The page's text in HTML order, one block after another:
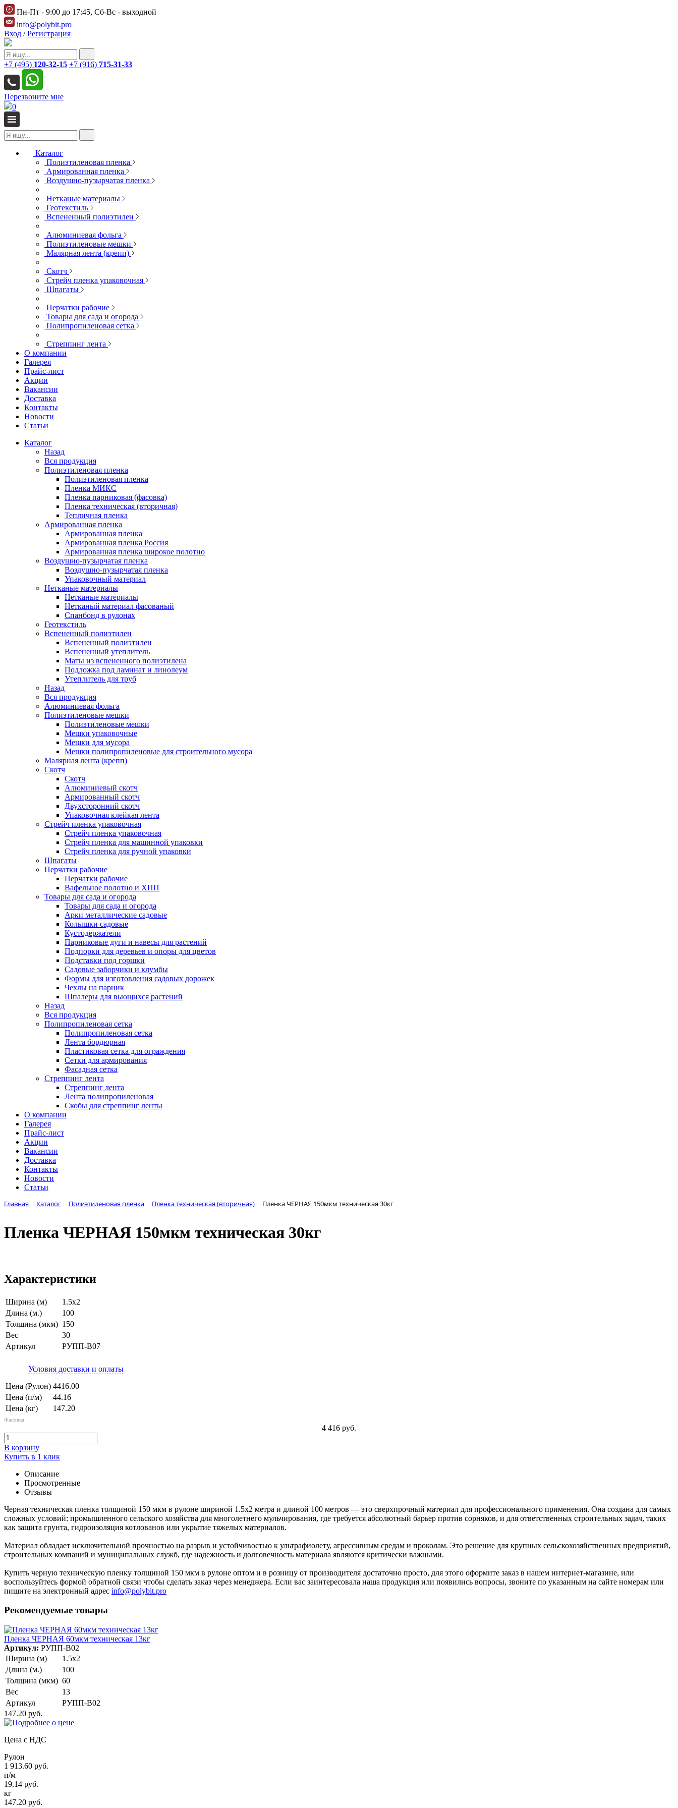
Пн-Пт - 9:00 до 17:45, Сб-Вс - выходной
info@polybit.pro
Вход /Регистрация
+7 (495) 120-32-15 +7 (916) 715-31-33
Перезвоните мне
0
Каталог
Полиэтиленовая пленка
Армированная пленка
Воздушно-пузырчатая пленка
Нетканые материалы
Геотекстиль
Вспененный полиэтилен
Алюминиевая фольга
Полиэтиленовые мешки
Малярная лента (крепп)
Скотч
Стрейч пленка упаковочная
Шпагаты
Перчатки рабочие
Товары для сада и огорода
Полипропиленовая сетка
Стреппинг лента
О компании
Галерея
Прайс-лист
Акции
Вакансии
Доставка
Контакты
Новости
Статьи
Каталог
Назад
Вся продукция
Полиэтиленовая пленка
Полиэтиленовая пленка
Пленка МИКС
Пленка парниковая (фасовка)
Пленка техническая (вторичная)
Тепличная пленка
Армированная пленка
Армированная пленка
Армированная пленка Россия
Армированная пленка широкое полотно
Воздушно-пузырчатая пленка
Воздушно-пузырчатая пленка
Упаковочный материал
Нетканые материалы
Нетканые материалы
Нетканый материал фасованый
Спанбонд в рулонах
Геотекстиль
Вспененный полиэтилен
Вспененный полиэтилен
Вспененный утеплитель
Маты из вспененного полиэтилена
Подложка под ламинат и линолеум
Утеплитель для труб
Назад
Вся продукция
Алюминиевая фольга
Полиэтиленовые мешки
Полиэтиленовые мешки
Мешки упаковочные
Мешки для мусора
Мешки полипропиленовые для строительного мусора
Малярная лента (крепп)
Скотч
Скотч
Алюминиевый скотч
Армированный скотч
Двухсторонний скотч
Упаковочная клейкая лента
Стрейч пленка упаковочная
Стрейч пленка упаковочная
Стрейч пленка для машинной упаковки
Стрейч пленка для ручной упаковки
Шпагаты
Перчатки рабочие
Перчатки рабочие
Вафельное полотно и ХПП
Товары для сада и огорода
Товары для сада и огорода
Арки металлические садовые
Колышки садовые
Кустодержатели
Парниковые дуги и навесы для растений
Подпорки для деревьев и опоры для цветов
Подставки под горшки
Садовые заборчики и клумбы
Формы для изготовления садовых дорожек
Чехлы на парник
Шпалеры для вьющихся растений
Назад
Вся продукция
Полипропиленовая сетка
Полипропиленовая сетка
Лента бордюрная
Пластиковая сетка для ограждения
Сетки для армирования
Фасадная сетка
Стреппинг лента
Стреппинг лента
Лента полипропиленовая
Скобы для стреппинг ленты
О компании
Галерея
Прайс-лист
Акции
Вакансии
Доставка
Контакты
Новости
Статьи
Главная Каталог Полиэтиленовая пленка Пленка техническая (вторичная) Пленка ЧЕРНАЯ 150мкм техническая 30кг
Пленка ЧЕРНАЯ 150мкм техническая 30кг
Характеристики
Ширина (м)
1.5х2
Длина (м.)
100
Толщина (мкм) 150
Вес
30
Артикул
РУПП-В07
Условия доставки и оплаты
Цена (Рулон) 4416.00
Цена (п/м)
44.16
Цена (кг)
147.20
Фасовка
4 416 руб.
В корзину
Купить в 1 клик
Описание
Просмотренные
Отзывы
Черная техническая пленка толщиной 150 мкм в рулоне шириной 1.5х2 метра и длиной 100 метров — это сверхпрочный материал для профессионального применения. Она создана для самых
сложных условий: промышленного сельского хозяйства для многолетнего мульчирования, где требуется абсолютный барьер против сорняков, и для ответственных строительных задач, таких
как защита грунта, гидроизоляция котлованов или укрытие тяжелых материалов.
Материал обладает исключительной прочностью на разрыв и устойчивостью к ультрафиолету, агрессивным средам и проколам. Это решение для крупных сельскохозяйственных предприятий,
строительных компаний и муниципальных служб, где надежность и долговечность материала являются критически важными.
Купить черную техническую пленку толщиной 150 мкм в рулоне оптом и в розницу от производителя достаточно просто, для этого оформите заказ в нашем интернет-магазине, или
воспользуйтесь формой обратной связи чтобы сделать заказ через менеджера. Если вас заинтересовала наша продукция или появились вопросы, звоните по указанным на сайте номерам или
пишите на электронный адрес info@polybit.pro
Рекомендуемые товары
Пленка ЧЕРНАЯ 60мкм техническая 13кг
Артикул: РУПП-В02
Ширина (м)
1.5х2
Длина (м.)
100
Толщина (мкм) 60
Вес
13
Артикул
РУПП-В02
147.20 руб.
Цена с НДС
Рулон
1 913.60 руб.
п/м
19.14 руб.
кг
147.20 руб.